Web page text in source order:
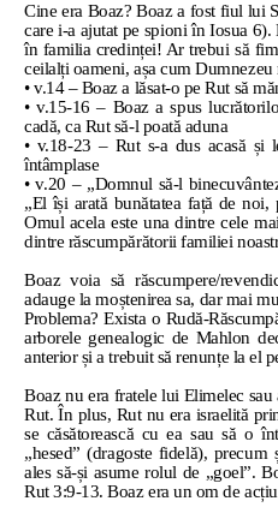
Cine era Boaz? Boaz a fost fiul lui
care i-a ajutat pe spioni în Iosua
în familia credinței! Ar trebui să
ceilalți oameni, așa cum Dumnezeu
• v.14 – Boaz a lăsat-o pe Rut să
• v.15-16 – Boaz a spus
cadă, ca Rut să-l poată aduna
• v.18-23 – Rut s-a dus acasă și
întâmplase
• v.20 – „Domnul să-l
„El își arată bunătatea față de
Omul acela este una dintre cele
dintre răscumpărătorii familiei
Boaz voia să răscumpere/
adauge la moștenirea sa, dar mai
Problema? Exista o Rudă-
arborele genealogic de Mahlon
anterior și a trebuit să renunțe la el
Boaz nu era fratele lui Elimelec
Rut. În plus, Rut nu era israelită
se căsătorească cu ea sau să o
„hesed” (dragoste fidelă),
ales să-și asume rolul de „goel”.
Rut 3:9-13. Boaz era un om de